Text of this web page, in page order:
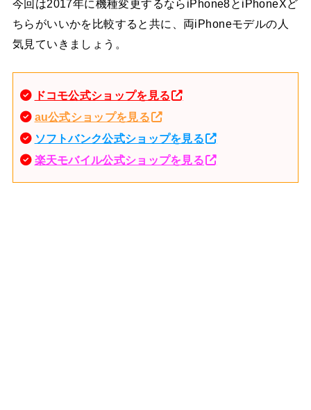
今回は2017年に機種変更するならiPhone8とiPhoneXど
ちらがいいかを比較すると共に、両iPhoneモデルの人
気見ていきましょう。
ドコモ公式ショップを見る
au公式ショップを見る
ソフトバンク公式ショップを見る
楽天モバイル公式ショップを見る